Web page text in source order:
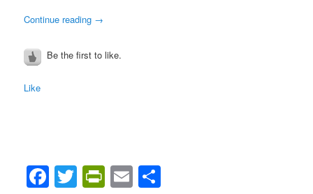
Continue reading →
Be the first to like.
Like
Facebook
Twitter
PrintFriendly
Email